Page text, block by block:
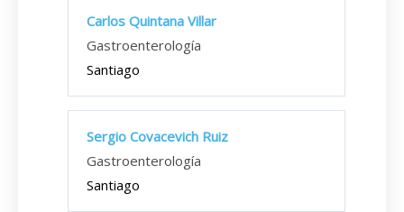
Carlos Quintana Villar
Gastroenterología
Santiago
Sergio Covacevich Ruiz
Gastroenterología
Santiago